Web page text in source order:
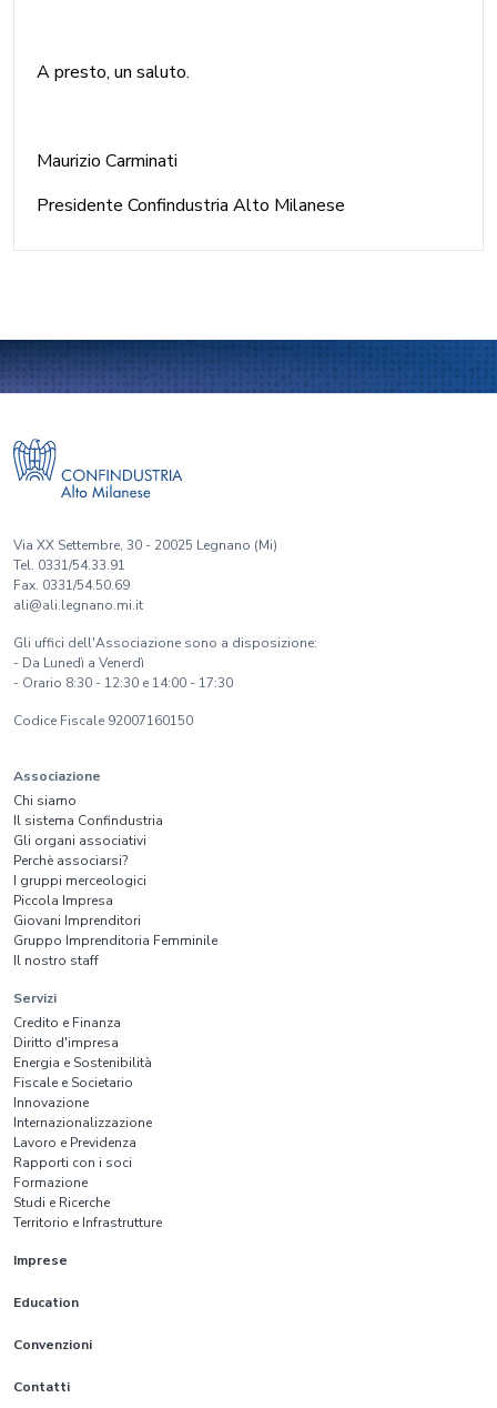
A presto, un saluto.
Maurizio Carminati
Presidente Confindustria Alto Milanese
Via XX Settembre, 30 - 20025 Legnano (Mi)
Tel. 0331/54.33.91
Fax. 0331/54.50.69
ali@ali.legnano.mi.it
Gli uffici dell'Associazione sono a disposizione:
- Da Lunedì a Venerdì
- Orario 8:30 - 12:30 e 14:00 - 17:30
Codice Fiscale 92007160150
Associazione
Chi siamo
Il sistema Confindustria
Gli organi associativi
Perchè associarsi?
I gruppi merceologici
Piccola Impresa
Giovani Imprenditori
Gruppo Imprenditoria Femminile
Il nostro staff
Servizi
Credito e Finanza
Diritto d'impresa
Energia e Sostenibilità
Fiscale e Societario
Innovazione
Internazionalizzazione
Lavoro e Previdenza
Rapporti con i soci
Formazione
Studi e Ricerche
Territorio e Infrastrutture
Imprese
Education
Convenzioni
Contatti